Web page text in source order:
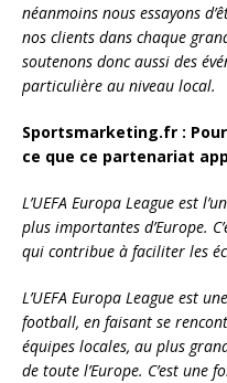
néanmoins nous essayons
nos clients dans chaque
soutenons donc aussi des
particulière au niveau local.
Sportsmarketing.fr :
ce que ce partenariat
L’UEFA Europa League est
plus importantes d’Europe.
qui contribue à faciliter les
L’UEFA Europa League est
football, en faisant se
équipes locales, au plus
de toute l’Europe. C’est une